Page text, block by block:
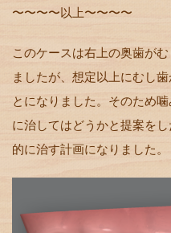
〜〜〜〜以上〜〜〜〜
このケースは右上の奥歯が
ましたが、想定以上にむし
とになりました。そのため
に治してはどうかと提案を
的に治す計画になりました。